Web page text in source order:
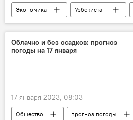
Экономика Узбекистан
текстиль
текстильная продукция
республика
промышленность
Облачно и без осадков: прогноз
погоды на 17 января
17 января 2023, 08:03
Общество прогноз погоды